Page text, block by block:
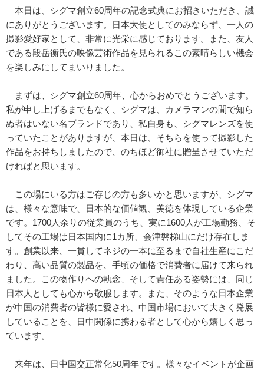
本日は、シグマ創立60周年の記念式典にお招きいただき、誠
にありがとうございます。日本大使としてのみならず、一人の
撮影愛好家として、非常に光栄に感じております。また、友人
である段岳衡氏の映像芸術作品を見られるこの素晴らしい機会
を楽しみにしてまいりました。
まずは、シグマ創立60周年、心からおめでとうございます。
私が申し上げるまでもなく、シグマは、カメラマンの間で知ら
ぬ者はいない名ブランドであり、私自身も、シグマレンズを使
っていたことがありますが、本日は、そちらを使って撮影した
作品をお持ちしましたので、のちほど御社に贈呈させていただ
ければと思います。
この場にいる方はご存じの方も多いかと思いますが、シグマ
は、様々な意味で、日本的な価値観、美徳を体現している企業
です。1700人余りの従業員のうち、実に1600人が工場勤務、そ
してその工場は日本国内に1カ所、会津磐梯山にだけ存在しま
す。創業以来、一貫してネジの一本に至るまで自社生産にこだ
わり、高い品質の製品を、手頃の価格で消費者に届けて来られ
ました。この物作りへの執念、そして責任ある姿勢には、同じ
日本人としても心から敬服します。また、そのような日本企業
が中国の消費者の皆様に愛され、中国市場において大きく発展
していることを、日中関係に携わる者として心から嬉しく思っ
ています。
来年は、日中国交正常化50周年です。様々なイベントが企画